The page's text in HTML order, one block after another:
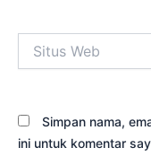
Web
Simpan nama,
ini untuk komentar